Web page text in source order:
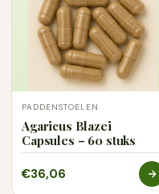
PADDENSTOELEN
Agaricus Blazei
Capsules – 60 stuks
€36,06